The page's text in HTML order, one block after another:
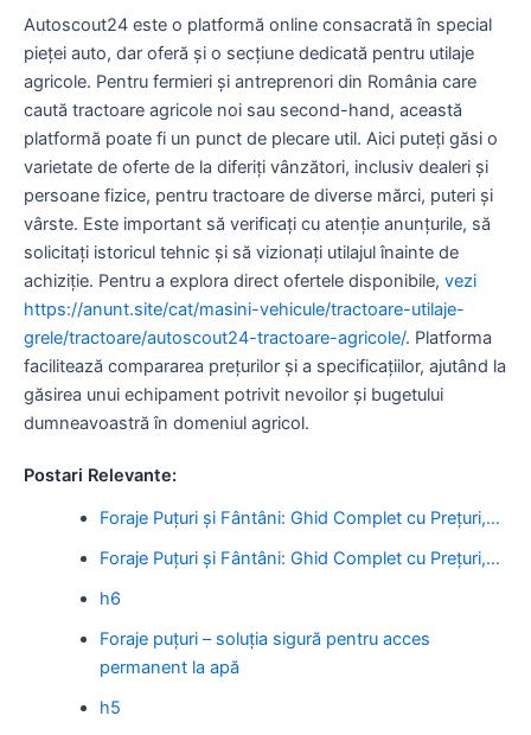
Autoscout24 este o platformă online consacrată în special
pieței auto, dar oferă și o secțiune dedicată pentru utilaje
agricole. Pentru fermieri și antreprenori din România care
caută tractoare agricole noi sau second-hand, această
platformă poate fi un punct de plecare util. Aici puteți găsi o
varietate de oferte de la diferiți vânzători, inclusiv dealeri și
persoane fizice, pentru tractoare de diverse mărci, puteri și
vârste. Este important să verificați cu atenție anunțurile, să
solicitați istoricul tehnic și să vizionați utilajul înainte de
achiziție. Pentru a explora direct ofertele disponibile, vezi
https://anunt.site/cat/masini-vehicule/tractoare-utilaje-
grele/tractoare/autoscout24-tractoare-agricole/. Platforma
facilitează compararea prețurilor și a specificațiilor, ajutând la
găsirea unui echipament potrivit nevoilor și bugetului
dumneavoastră în domeniul agricol.
Postari Relevante:
Foraje Puțuri și Fântâni: Ghid Complet cu Prețuri,…
Foraje Puțuri și Fântâni: Ghid Complet cu Prețuri,…
h6
Foraje puțuri – soluția sigură pentru acces
permanent la apă
h5